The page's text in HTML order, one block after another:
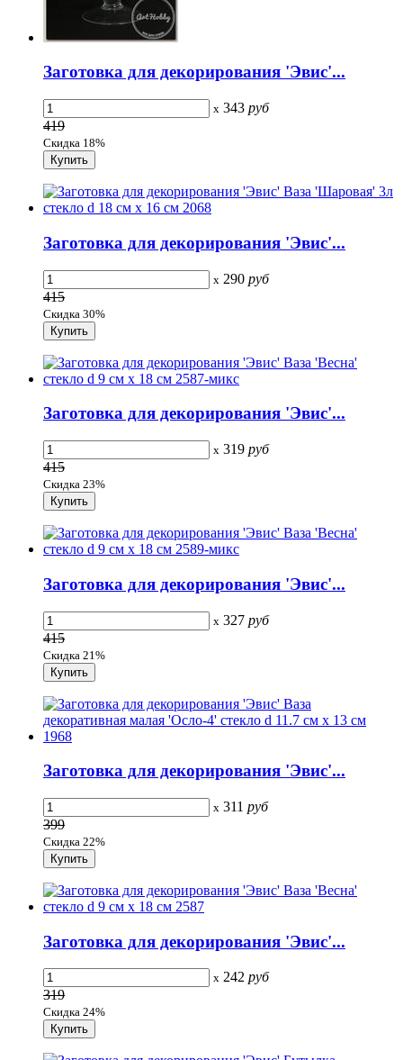
Заготовка для декорирования 'Эвис'...
x 343 руб
419
Скидка 18%
Заготовка для декорирования 'Эвис'...
x 290 руб
415
Скидка 30%
Заготовка для декорирования 'Эвис'...
x 319 руб
415
Скидка 23%
Заготовка для декорирования 'Эвис'...
x 327 руб
415
Скидка 21%
Заготовка для декорирования 'Эвис'...
x 311 руб
399
Скидка 22%
Заготовка для декорирования 'Эвис'...
x 242 руб
319
Скидка 24%